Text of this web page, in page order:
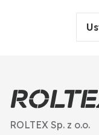
ROLTEX Sp. z o.o.